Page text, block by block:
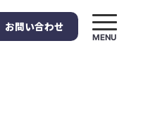
お問い合わせ
MENU